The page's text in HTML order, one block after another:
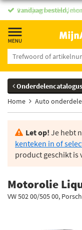
vandaag besteld,
Onderdelencatalogus
Home
Auto
Let op! Je hebt
kenteken in of
product geschikt is
Motorolie
VW 502 00/505 00,